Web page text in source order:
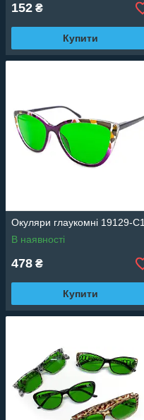
152 ₴
Купити
Окуляри глаукомні 19129-C1
В наявності
478 ₴
Купити